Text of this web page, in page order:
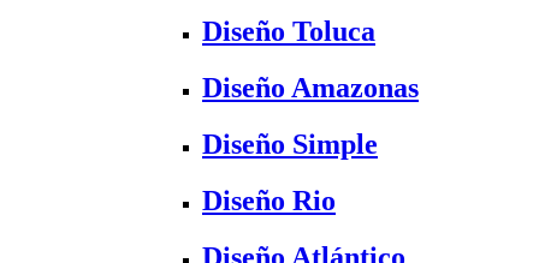
Diseño Toluca
Diseño Amazonas
Diseño Simple
Diseño Rio
Diseño Atlántico